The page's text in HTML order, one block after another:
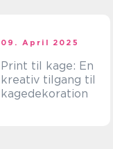
09. April 2025
Print til kage: En
kreativ tilgang til
kagedekoration